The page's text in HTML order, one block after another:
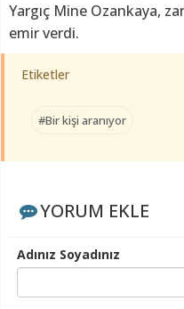
Yargıç Mine Ozankaya,
emir verdi.
Etiketler
#Bir kişi aranıyor
YORUM EKLE
Adınız Soyadınız